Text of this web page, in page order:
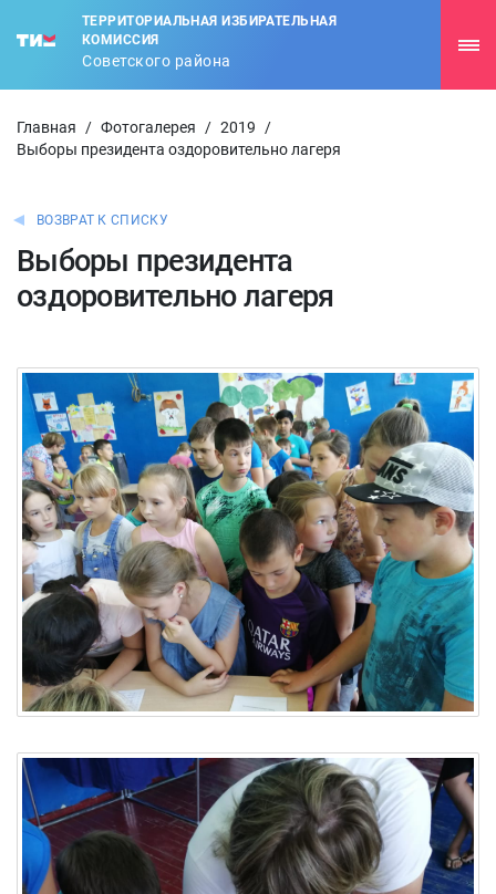
ТЕРРИТОРИАЛЬНАЯ ИЗБИРАТЕЛЬНАЯ
КОМИССИЯ
Советского района
Главная / Фотогалерея / 2019
/
Выборы президента оздоровительно лагеря
ВОЗВРАТ К СПИСКУ
Выборы президента
оздоровительно лагеря